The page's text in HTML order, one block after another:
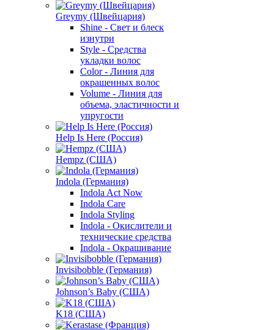
Greymy (Швейцария)
Shine - Свет и блеск
изнутри
Style - Средства
укладки волос
Color - Линия для
окрашенных волос
Volume - Линия для
объема, эластичности и
упругости
Help Is Here (Россия)
Hempz (США)
Indola (Германия)
Indola Act Now
Indola Care
Indola Styling
Indola - Окислители и
технические средства
Indola - Окрашивание
Invisibobble (Германия)
Johnson’s Baby (США)
K18 (США)